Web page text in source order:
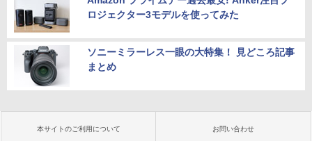
ロジェクター3モデルを使ってみた
ソニーミラーレス一眼の大特集！ 見どころ記事
まとめ
本サイトのご利用について お問い合わせ